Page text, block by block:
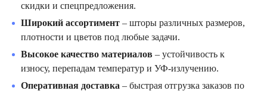
скидки и спецпредложения.
Широкий ассортимент – шторы различных размеров,
плотности и цветов под любые задачи.
Высокое качество материалов – устойчивость к
износу, перепадам температур и УФ-излучению.
Оперативная доставка – быстрая отгрузка заказов по